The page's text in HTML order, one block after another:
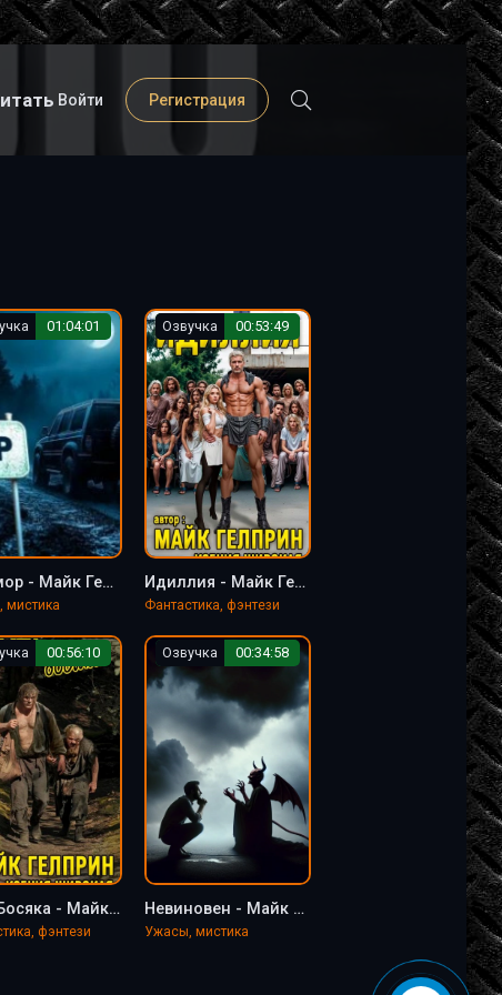
Войти Регистрация
01:04:01
Шушмор - Майк Гелприн
мистика
Озвучка 00:53:49
Идиллия - Майк Гелприн
Фантастика, фэнтези
00:56:10
Путь Босяка - Майк Гелприн
фэнтези
Озвучка 00:34:58
Невиновен - Майк Гелприн
Ужасы, мистика